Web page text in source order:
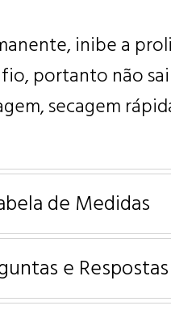
inibe a
portanto não
secagem
de Medidas
e Respostas